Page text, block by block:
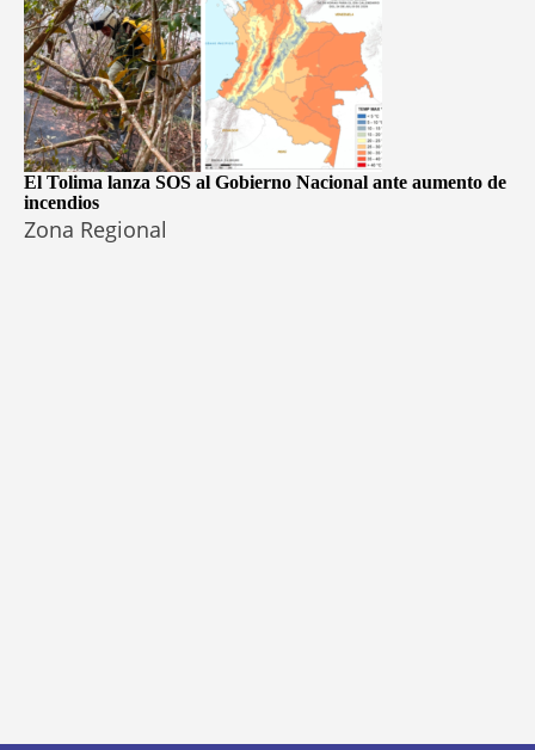
El Tolima lanza SOS al Gobierno Nacional ante aumento de
incendios
Zona Regional